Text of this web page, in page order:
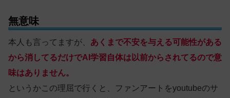
無意味
本人も言ってますが、 あくまで不安を与える可能性がある
から消してるだけでAI学習自体は以前からされてるので意
味はありません。
というかこの理屈で行くと、ファンアートをyoutubeのサ